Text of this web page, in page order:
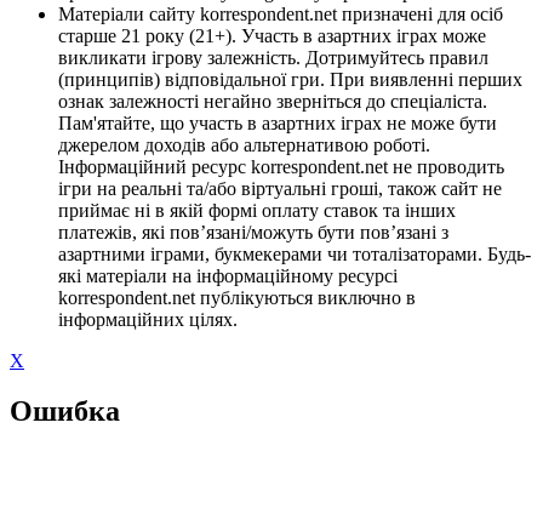
Матеріали сайту korrespondent.net призначені для осіб
старше 21 року (21+). Участь в азартних іграх може
викликати ігрову залежність. Дотримуйтесь правил
(принципів) відповідальної гри. При виявленні перших
ознак залежності негайно зверніться до спеціаліста.
Пам'ятайте, що участь в азартних іграх не може бути
джерелом доходів або альтернативою роботі.
Інформаційний ресурс korrespondent.net не проводить
ігри на реальні та/або віртуальні гроші, також сайт не
приймає ні в якій формі оплату ставок та інших
платежів, які пов’язані/можуть бути пов’язані з
азартними іграми, букмекерами чи тоталізаторами. Будь-
які матеріали на інформаційному ресурсі
korrespondent.net публікуються виключно в
інформаційних цілях.
X
Ошибка